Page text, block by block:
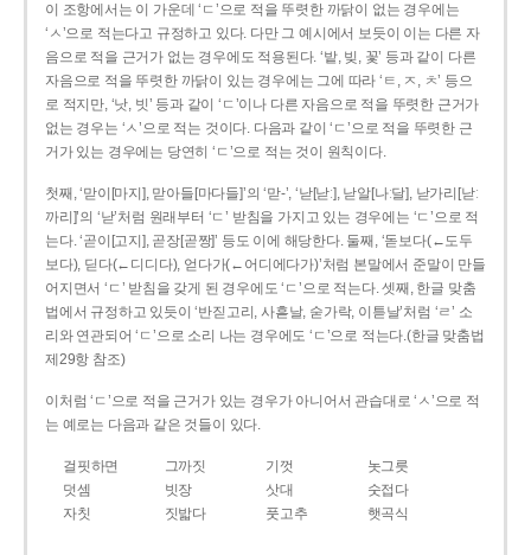
이 조항에서는 이 가운데 ‘ㄷ’으로 적을 뚜렷한 까닭이 없는 경우에는
‘ㅅ’으로 적는다고 규정하고 있다. 다만 그 예시에서 보듯이 이는 다른 자
음으로 적을 근거가 없는 경우에도 적용된다. ‘밭, 빚, 꽃’ 등과 같이 다른
자음으로 적을 뚜렷한 까닭이 있는 경우에는 그에 따라 ‘ㅌ, ㅈ, ㅊ’ 등으
로 적지만, ‘낫, 빗’ 등과 같이 ‘ㄷ’이나 다른 자음으로 적을 뚜렷한 근거가
없는 경우는 ‘ㅅ’으로 적는 것이다. 다음과 같이 ‘ㄷ’으로 적을 뚜렷한 근
거가 있는 경우에는 당연히 ‘ㄷ’으로 적는 것이 원칙이다.
첫째, ‘맏이[마지], 맏아들[마다들]’의 ‘맏-’, ‘낟[낟ː], 낟알[나ː달], 낟가리[낟ː
까리]’의 ‘낟’처럼 원래부터 ‘ㄷ’ 받침을 가지고 있는 경우에는 ‘ㄷ’으로 적
는다. ‘곧이[고지], 곧장[곧짱]’ 등도 이에 해당한다. 둘째, ‘돋보다(←도두
보다), 딛다(←디디다), 얻다가(←어디에다가)’처럼 본말에서 준말이 만들
어지면서 ‘ㄷ’ 받침을 갖게 된 경우에도 ‘ㄷ’으로 적는다. 셋째, 한글 맞춤
법에서 규정하고 있듯이 ‘반짇고리, 사흗날, 숟가락, 이튿날’처럼 ‘ㄹ’ 소
리와 연관되어 ‘ㄷ’으로 소리 나는 경우에도 ‘ㄷ’으로 적는다.(한글 맞춤법
제29항 참조)
이처럼 ‘ㄷ’으로 적을 근거가 있는 경우가 아니어서 관습대로 ‘ㅅ’으로 적
는 예로는 다음과 같은 것들이 있다.
걸핏하면 그까짓 기껏
놋그릇
덧셈
빗장 삿대
숫접다
자칫
짓밟다 풋고추 햇곡식